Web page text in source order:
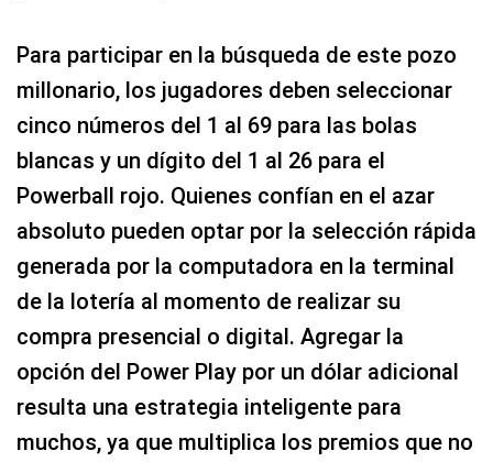
Para participar en la búsqueda de este pozo
millonario, los jugadores deben seleccionar
cinco números del 1 al 69 para las bolas
blancas y un dígito del 1 al 26 para el
Powerball rojo. Quienes confían en el azar
absoluto pueden optar por la selección rápida
generada por la computadora en la terminal
de la lotería al momento de realizar su
compra presencial o digital. Agregar la
opción del Power Play por un dólar adicional
resulta una estrategia inteligente para
muchos, ya que multiplica los premios que no